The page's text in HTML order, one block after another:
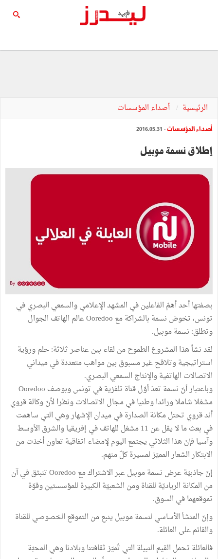
الرئيسية أصداء المؤسسات
أصداء المؤسسات- 2016.05.31
إطلاق نسمة موبيل
بصفتها أحد أهمّ الفاعلين في المشهد الإعلامي والسمعي البصري في
تونس، تخوض نسمة بالشراكة مع Ooredoo عالم الهاتف الجوال
وتطلق: نسمة موبيل.
لقد نشأ هذا المشروع الطموح من لقاء بين عناصر ثلاثة: حلم ورؤية
استراتيجية وتلاقح غير مسبوق بين مواهب متعددة في ميداني
الاتصالات الهاتفية والإنتاج السمعي البصري.
وباعتبار أنّ نسمة تعدّ أوّل قناة تلفزية في تونس وبوصف Ooredoo
مشغلا شاملا ورائدا وطنيا في مجال الاتصالات ونظرا لأنّ وكالة قروي
أند قروي تحتل مكانة الصدارة في ميدان الإشهار وهي التي ساهمت
في بعث ما لا يقل عن 11 مشغل للهاتف في إفريقيا والشرق الأوسط
وآسيا فإنّ هذا الثلاثي يجتمع اليوم لإمضاء اتفاقية تعاون أخذت من
الابتكار الشعار المميّز لمسيرة كلّ منهم.
إنّ جاذبيّة عرض نسمة موبيل عبر الاشتراك مع Ooredoo تنبثق في آن
من المكانة الرياديّة للقناة ومن الشعبيّة الكبيرة للمؤسستين وقوّة
تموقعهما في السوق.
وإنّ المنشأ الأساسي لنسمة موبيل ينبع من التموقع الخصوصي للقناة
والقائم على العائلة.
فالعائلة تحمل القيم النبيلة التي تُميّز ثقافتنا وبلادنا وهي المحبّة